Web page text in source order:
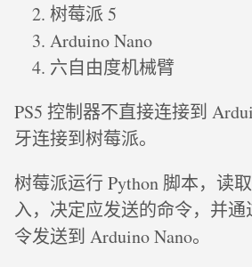
树莓派 5
Arduino Nano
六自由度机械臂
PS5 控制器不直接连接到
牙连接到树莓派。
树莓派运行 Python 脚本，读
入，决定应发送的命令，并通
令发送到 Arduino Nano。